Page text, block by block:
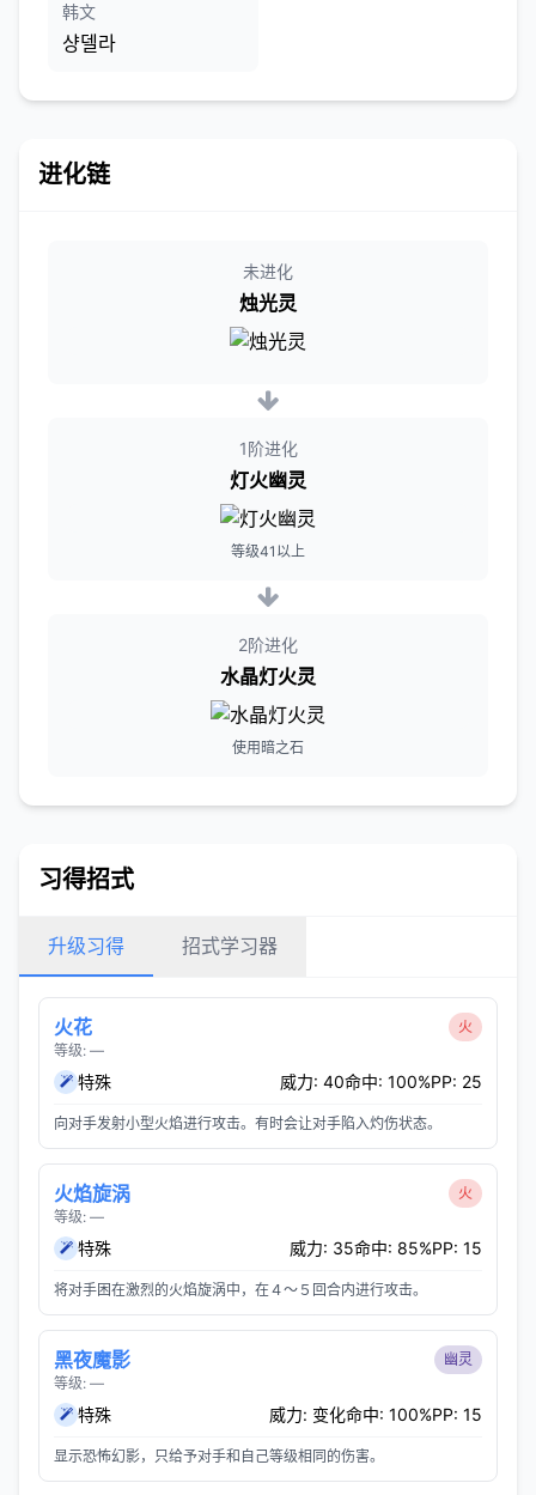
韩文
샹델라
进化链
未进化
烛光灵
1阶进化
灯火幽灵
等级41以上
2阶进化
水晶灯火灵
使用暗之石
习得招式
升级习得 招式学习器
火花
等级: —
火
特殊 威力: 40命中: 100%PP: 25
向对手发射小型火焰进行攻击。有时会让对手陷入灼伤状态。
火焰旋涡
等级: —
火
特殊 威力: 35命中: 85%PP: 15
将对手困在激烈的火焰旋涡中，在４～５回合内进行攻击。
黑夜魔影
等级: —
幽灵
特殊 威力: 变化命中: 100%PP: 15
显示恐怖幻影，只给予对手和自己等级相同的伤害。